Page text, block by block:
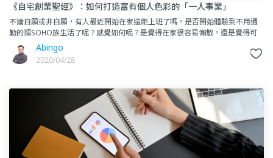
《自宅創業聖經》：如何打造富有個人色彩的「一人事業」
不論自願或非自願，有人最近開始在家遠距上班了嗎，是否開始體驗到不用通
勤的類SOHO族生活了呢？感覺如何呢？是覺得在家很容易懶散，還是覺得可
以自主安排工作其實不錯，也想試看看開始當個自由工作者？大家可能
Abingo
2020/04/28